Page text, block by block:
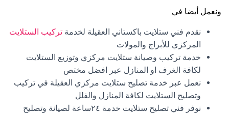
ونعمل أيضا في:
نقدم فني ستلايت باكستاني العقيلة لخدمة تركيب الستلايت
المركزي للأبراج والمولات
خدمة تركيب وصيانة ستلايت مركزي وتوزيع الستلايت
لكافة الغرف او المنازل عبر افضل مختص
نعمل عبر خدمة تصليح ستلايت مركزي العقيلة في تركيب
وتصليح الستلايت لكافة المنازل والفلل
نوفر فني تصليح ستلايت خدمة ٢٤ساعة لصيانة وتصليح